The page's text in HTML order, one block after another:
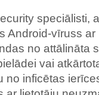
speciālisti,
Android-vīruss
no attālināta
vai
no inficētas